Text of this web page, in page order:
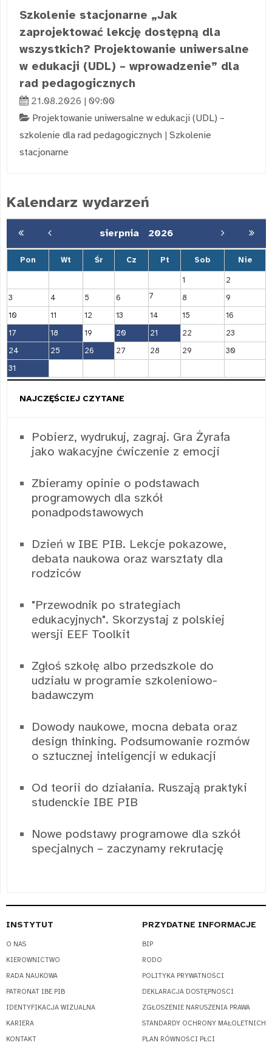
Szkolenie stacjonarne „Jak
zaprojektować lekcję dostępną dla
wszystkich? Projektowanie uniwersalne
w edukacji (UDL) – wprowadzenie” dla
rad pedagogicznych
21.08.2026 | 09:00
Projektowanie uniwersalne w edukacji (UDL) –
szkolenie dla rad pedagogicznych | Szkolenie
stacjonarne
Kalendarz wydarzeń
sierpnia 2026
Pon Wt Śr Cz Pt Sob Nie
1
2
3
4 5 6 7 8
9
10
11 12 13 14 15
16
17
18 19 20 21 22
23
24
25 26 27 28 29
30
31
NAJCZĘŚCIEJ CZYTANE
Pobierz, wydrukuj, zagraj. Gra Żyrafa
jako wakacyjne ćwiczenie z emocji
Zbieramy opinie o podstawach
programowych dla szkół
ponadpodstawowych
Dzień w IBE PIB. Lekcje pokazowe,
debata naukowa oraz warsztaty dla
rodziców
"Przewodnik po strategiach
edukacyjnych". Skorzystaj z polskiej
wersji EEF Toolkit
Zgłoś szkołę albo przedszkole do
udziału w programie szkoleniowo-
badawczym
Dowody naukowe, mocna debata oraz
design thinking. Podsumowanie rozmów
o sztucznej inteligencji w edukacji
Od teorii do działania. Ruszają praktyki
studenckie IBE PIB
Nowe podstawy programowe dla szkół
specjalnych – zaczynamy rekrutację
INSTYTUT
O NAS
KIEROWNICTWO
RADA NAUKOWA
PATRONAT IBE PIB
IDENTYFIKACJA WIZUALNA
KARIERA
KONTAKT
PRZYDATNE INFORMACJE
BIP
RODO
POLITYKA PRYWATNOŚCI
DEKLARACJA DOSTĘPNOŚCI
ZGŁOSZENIE NARUSZENIA PRAWA
STANDARDY OCHRONY MAŁOLETNICH
PLAN RÓWNOŚCI PŁCI